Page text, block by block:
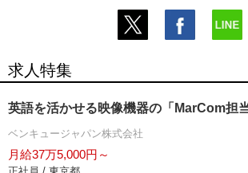
求人特集
英語を活かせる映像機器の「MarCom担当
ベンキュージャパン株式会社
月給37万5,000円～